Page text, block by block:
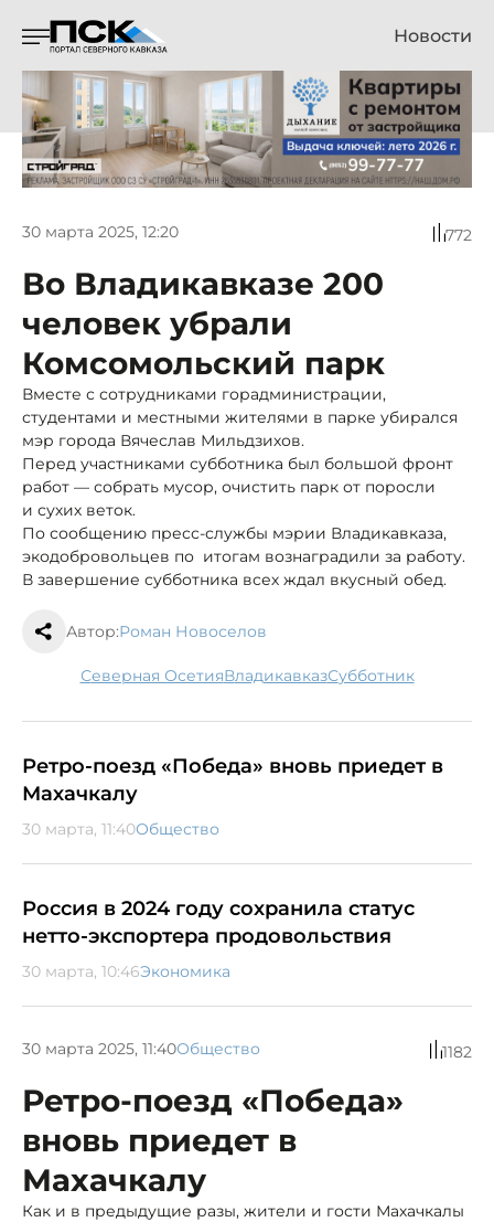
Новости
30 марта 2025, 12:20 772
Во Владикавказе 200
человек убрали
Комсомольский парк
Вместе с сотрудниками горадминистрации,
студентами и местными жителями в парке убирался
мэр города Вячеслав Мильдзихов.
Перед участниками субботника был большой фронт
работ — собрать мусор, очистить парк от поросли
и сухих веток.
По сообщению пресс-службы мэрии Владикавказа,
экодобровольцев по итогам вознаградили за работу.
В завершение субботника всех ждал вкусный обед.
Автор:Роман Новоселов
Северная Осетия Владикавказ субботник
Ретро-поезд «Победа» вновь приедет в
Махачкалу
30 марта, 11:40Общество
Россия в 2024 году сохранила статус
нетто-экспортера продовольствия
30 марта, 10:46Экономика
30 марта 2025, 11:40Общество 1182
Ретро-поезд «Победа»
вновь приедет в
Махачкалу
Как и в предыдущие разы, жители и гости Махачкалы